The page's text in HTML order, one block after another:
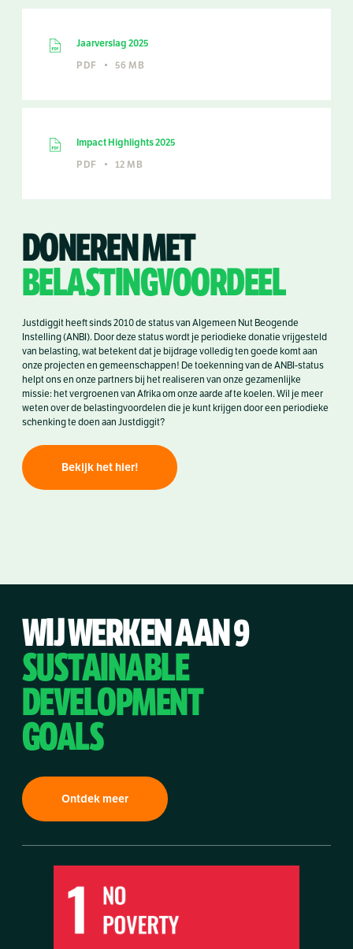
Jaarverslag 2025
PDF
56 MB
Impact Highlights 2025
PDF
12 MB
DONEREN MET
BELASTINGVOORDEEL
Justdiggit heeft sinds 2010 de status van Algemeen Nut Beogende
Instelling (ANBI). Door deze status wordt je periodieke donatie vrijgesteld
van belasting, wat betekent dat je bijdrage volledig ten goede komt aan
onze projecten en gemeenschappen! De toekenning van de ANBI-status
helpt ons en onze partners bij het realiseren van onze gezamenlijke
missie: het vergroenen van Afrika om onze aarde af te koelen. Wil je meer
weten over de belastingvoordelen die je kunt krijgen door een periodieke
schenking te doen aan Justdiggit?
Bekijk het hier!
WIJ WERKEN AAN 9
SUSTAINABLE
DEVELOPMENT
GOALS
Ontdek meer